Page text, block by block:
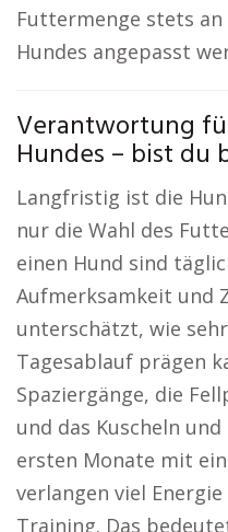
Futtermenge stets
Hundes angepasst
Verantwortung
Hundes – bist du
Langfristig ist die
nur die Wahl des
einen Hund sind
Aufmerksamkeit und
unterschätzt, wie
Tagesablauf prägen
Spaziergänge, die
und das Kuscheln
ersten Monate mit
verlangen viel
Training. Das